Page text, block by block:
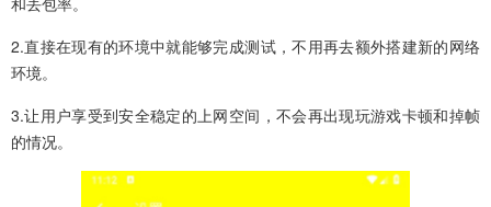
2.直接在现有的环境中就能够完成测试，不用再去额外搭建新的网络
环境。
3.让用户享受到安全稳定的上网空间，不会再出现玩游戏卡顿和掉帧
的情况。